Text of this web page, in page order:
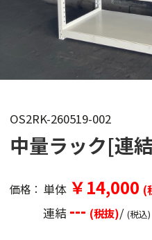
OS2RK-260519-002
中量ラック[連
価格： 単体 ￥14,000 (
連結 --- (税抜)/(税込)